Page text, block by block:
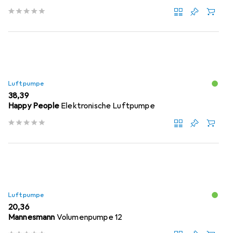
Luftpumpe
EUR
38,39
Happy People Elektronische Luftpumpe
Luftpumpe
EUR
20,36
Mannesmann Volumenpumpe 12